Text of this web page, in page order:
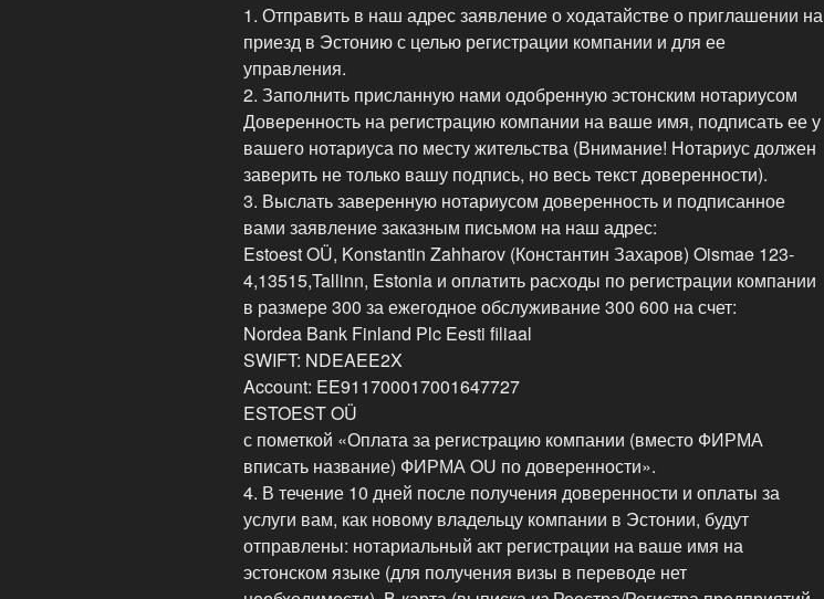
1. Отправить в наш адрес заявление о ходатайстве о приглашении на
приезд в Эстонию с целью регистрации компании и для ее
управления.
2. Заполнить присланную нами одобренную эстонским нотариусом
Доверенность на регистрацию компании на ваше имя, подписать ее у
вашего нотариуса по месту жительства (Внимание! Нотариус должен
заверить не только вашу подпись, но весь текст доверенности).
3. Выслать заверенную нотариусом доверенность и подписанное
вами заявление заказным письмом на наш адрес:
Estoest OÜ, Konstantin Zahharov (Константин Захаров) Oismae 123-
4,13515,Tallinn, Estonia и оплатить расходы по регистрации компании
в размере 300 за ежегодное обслуживание 300 600 на счет:
Nordea Bank Finland Plc Eesti filiaal
SWIFT: NDEAEE2X
Account: EE911700017001647727
ESTOEST OÜ
с пометкой «Оплата за регистрацию компании (вместо ФИРМА
вписать название) ФИРМА OU по доверенности».
4. В течение 10 дней после получения доверенности и оплаты за
услуги вам, как новому владельцу компании в Эстонии, будут
отправлены: нотариальный акт регистрации на ваше имя на
эстонском языке (для получения визы в переводе нет